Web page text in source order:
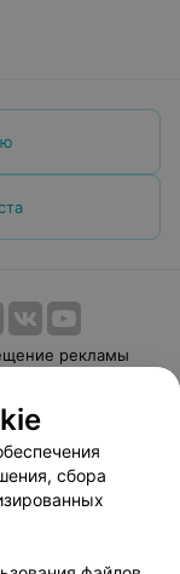
рекламы
оплаты
сбора